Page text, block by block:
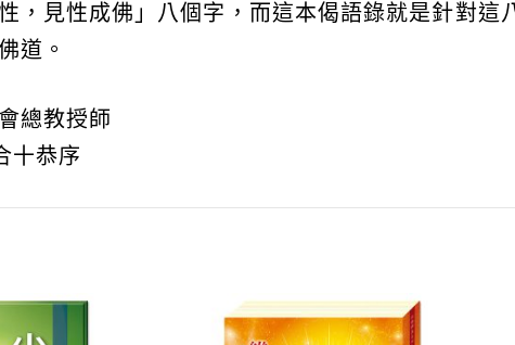
，見性成佛」八個字，而這本偈語錄就是針對
道。
總教授師
十恭序